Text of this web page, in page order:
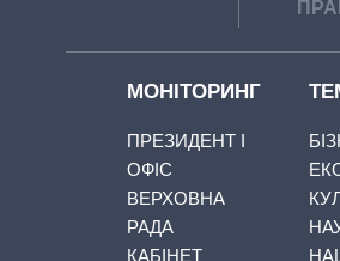
МОНІТОРИНГ
ПРЕЗИДЕНТ І
ОФІС
ВЕРХОВНА
РАДА
КАБІНЕТ